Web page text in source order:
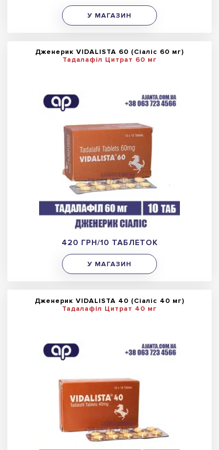
У МАГАЗИН
Дженерик VIDALISTA 60 (Сіаліс 60 мг)
Тадалафіл Цитрат 60 мг
420 ГРН/10 ТАБЛЕТОК
У МАГАЗИН
Дженерик VIDALISTA 40 (Сіаліс 40 мг)
Тадалафіл Цитрат 40 мг